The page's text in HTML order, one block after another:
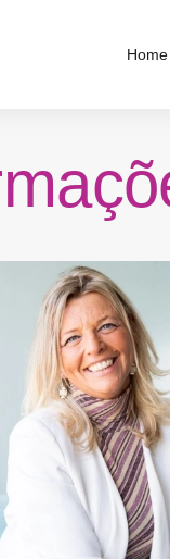
Home